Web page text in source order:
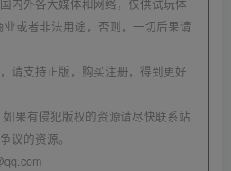
内外各大媒体和网络，仅供试玩体
或者非法用途，否则，一切后果请
请支持正版，购买注册，得到更好
果有侵犯版权的资源请尽快联系站
议的资源。